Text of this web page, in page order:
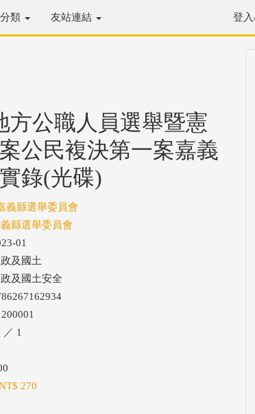
類 友站連結 登
方公職人員選舉暨憲
公民複決第一案嘉義
錄(光碟)
義縣選舉委員會
縣選舉委員會
01
及國土
及國土安全
1
270